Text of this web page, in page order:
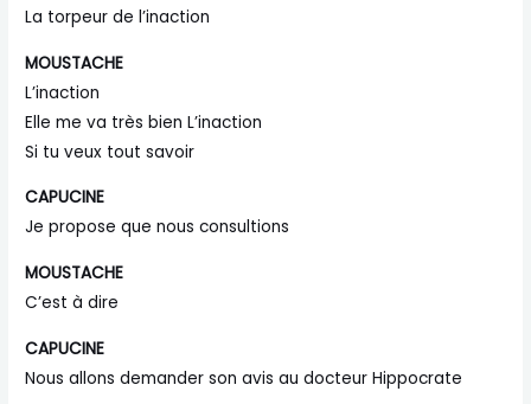
La torpeur de l’inaction
MOUSTACHE
L’inaction
Elle me va très bien L’inaction
Si tu veux tout savoir
CAPUCINE
Je propose que nous consultions
MOUSTACHE
C’est à dire
CAPUCINE
Nous allons demander son avis au docteur Hippocrate